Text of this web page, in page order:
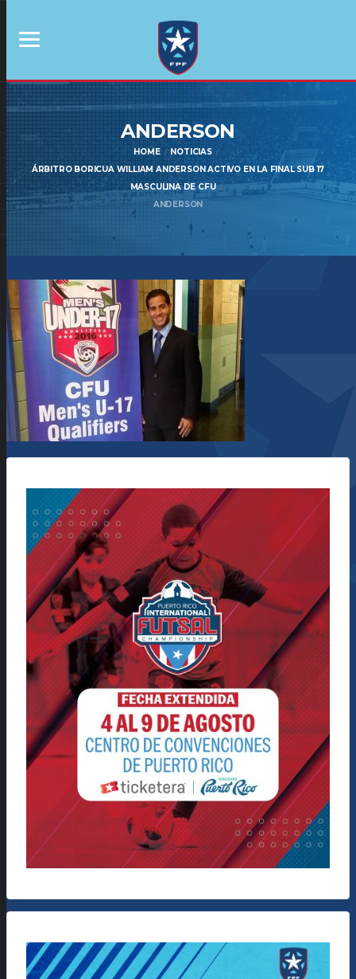
ANDERSON
HOME
NOTICIAS
ÁRBITRO BORICUA WILLIAM ANDERSON ACTIVO EN LA FINAL SUB 17
MASCULINA DE CFU
ANDERSON